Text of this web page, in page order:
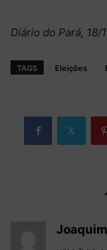
Diário do Pará, 18/
TAGS Eleições